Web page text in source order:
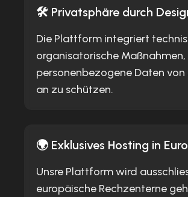
🛠️ Privatsphäre durch
Die Plattform integriert
organisatorische Maßnahmen,
personenbezogene Daten
an zu schützen.
🌍 Exklusives Hosting in
Unsre Plattform wird
europäische Rechzenterne